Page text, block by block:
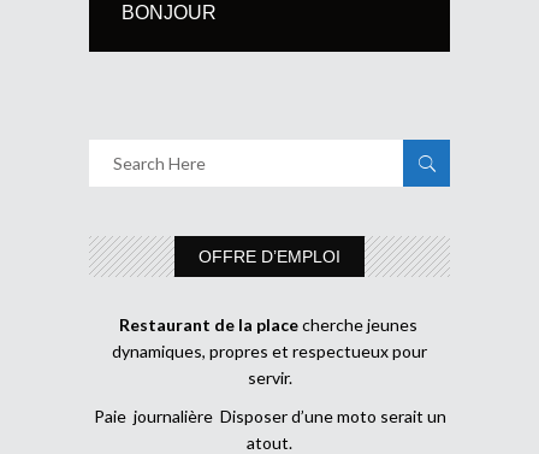
BONJOUR
OFFRE D’EMPLOI
Restaurant de la placecherche jeunes
dynamiques, propres et respectueux pour
servir.
Paie journalière Disposer d’une moto serait un
atout.